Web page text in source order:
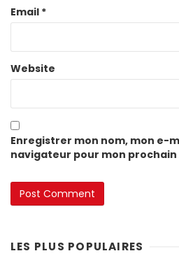
Email *
Website
Enregistrer mon nom, mon e-
navigateur pour mon
LES PLUS POPULAIRES